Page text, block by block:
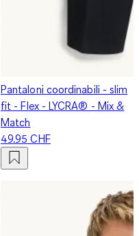
Pantaloni coordinabili - slim
fit - Flex - LYCRA® - Mix &
Match
49.95 CHF